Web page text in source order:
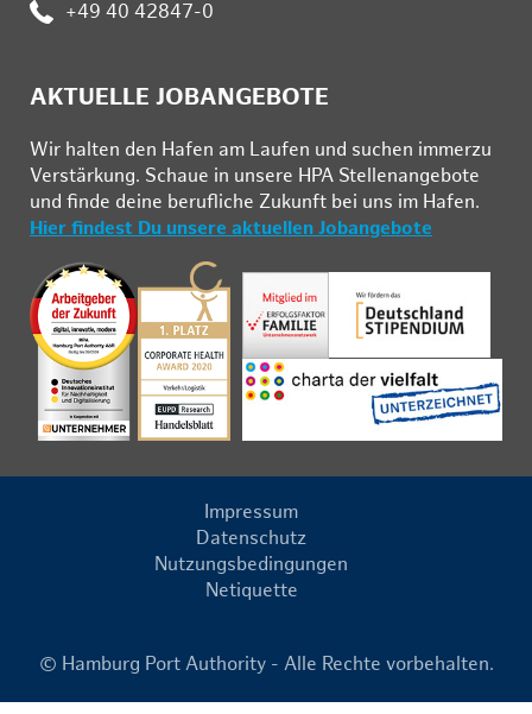
: +49 40 42847-0
AKTUELLE JOBANGEBOTE
Wir hal­ten den Ha­fen am Lau­fen und su­chen im­mer­zu
Ver­stär­kung. Schau­e in un­se­re HPA Stel­len­an­ge­bo­te
und fin­de deine be­ruf­li­che Zu­kunft bei uns im Ha­fen.
Hier findest Du unsere aktuellen Jobangebote
Impressum
Datenschutz
Nutzungsbedingungen
Netiquette
© Hamburg Port Authority - Alle Rechte vorbehalten.